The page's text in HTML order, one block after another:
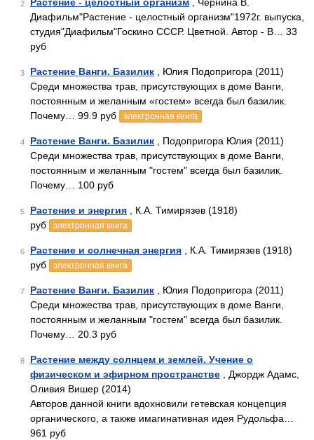
2
Диафильм"Растение - целостный организм"1972г. выпуска,
студия"Диафильм"Госкино СССР. Цветной. Автор - В… 33
руб
3 Растение Ванги. Базилик , Юлия Подопригора (2011)
Среди множества трав, присутствующих в доме Ванги,
постоянным и желанным «гостем» всегда был базилик.
Почему… 99.9 руб
электронная книга
4 Растение Ванги. Базилик , Подопригора Юлия (2011)
Среди множества трав, присутствующих в доме Ванги,
постоянным и желанным "гостем" всегда был базилик.
Почему… 100 руб
5 Растение и энергия , К.А. Тимирязев (1918)
руб
электронная книга
6 Растение и солнечная энергия , К.А. Тимирязев (1918)
руб
электронная книга
7 Растение Ванги. Базилик , Юлия Подопригора (2011)
Среди множества трав, присутствующих в доме Ванги,
постоянным и желанным "гостем" всегда был базилик.
Почему… 20.3 руб
8
Растение между солнцем и землей. Учение о
физическом и эфирном пространстве , Джордж Адамс,
Оливия Вишер (2014)
Авторов данной книги вдохновили гетевская концепция
органического, а также имагинативная идея Рудольфа…
961 руб